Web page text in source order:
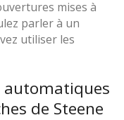
mises à
parler à un
utiliser les
automatiques
de Steene